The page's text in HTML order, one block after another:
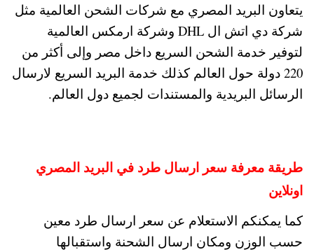
يتعاون البريد المصري مع شركات الشحن العالمية مثل
شركة دي اتش ال DHL وشركة ارمكس العالمية
لتوفير خدمة الشحن السريع داخل مصر وإلى أكثر من
220 دولة حول العالم كذلك خدمة البريد السريع لارسال
الرسائل البريدية والمستندات لجميع دول العالم.
طريقة معرفة سعر ارسال طرد في البريد المصري
اونلاين
كما يمكنكم الاستعلام عن سعر ارسال طرد معين
حسب الوزن ومكان ارسال الشحنة واستقبالها